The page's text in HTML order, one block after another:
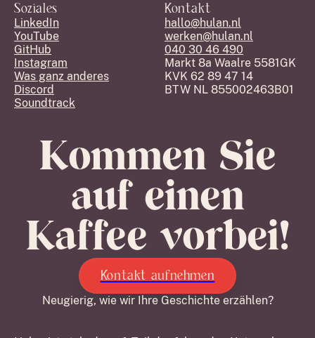
Soziales
LinkedIn
YouTube
GitHub
Instagram
Was ganz anderes
Discord
Soundtrack
Kontakt
hallo@hulan.nl
werken@hulan.nl
040 30 46 490
Markt 8a Waalre 5581GK
KVK 62 89 47 14
BTW NL 855002463B01
Kommen Sie
auf einen
Kaffee vorbei!
Kontakt aufnehmen
Neugierig, wie wir Ihre Geschichte erzählen?